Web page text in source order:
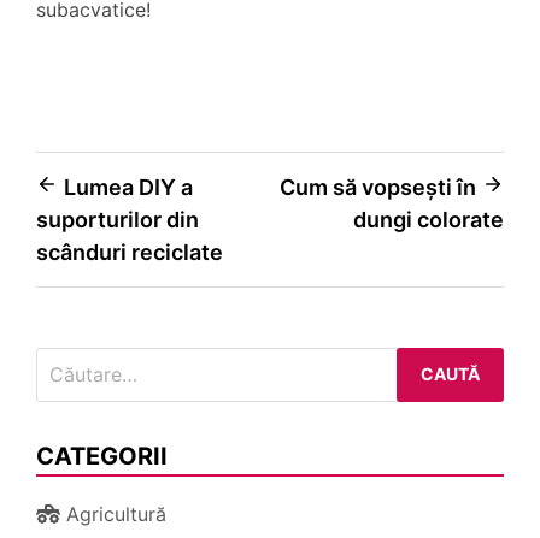
subacvatice!
Navigare
în
articole
Lumea DIY a
suporturilor din
scânduri reciclate
Cum să vopsești în
dungi colorate
după:
CATEGORII
Agricultură